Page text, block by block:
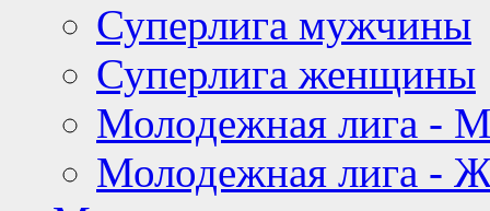
Суперлига мужчины
Суперлига женщины
Молодежная лига -
Молодежная лига -